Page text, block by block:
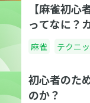
【麻雀初
ってなに？
麻雀 テクニ
初心者のた
のか？